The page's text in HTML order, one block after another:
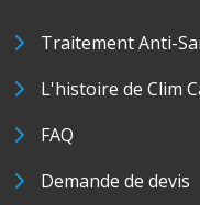
Traitement Anti-
L'histoire de Clim
FAQ
Demande de devis